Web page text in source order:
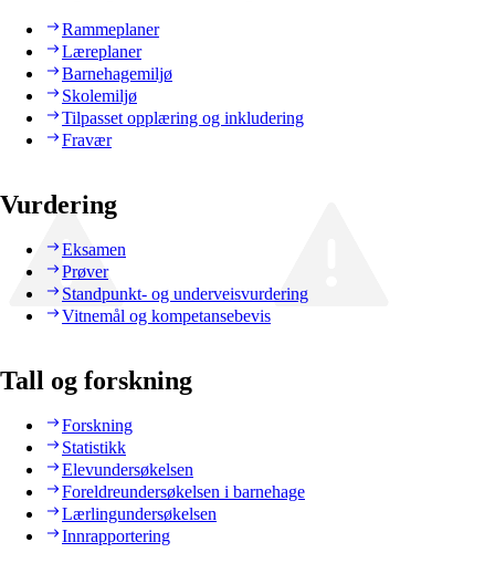
Rammeplaner
Læreplaner
Barnehagemiljø
Skolemiljø
Tilpasset opplæring og inkludering
Fravær
Vurdering
Eksamen
Prøver
Standpunkt- og underveisvurdering
Vitnemål og kompetansebevis
Tall og forskning
Forskning
Statistikk
Elevundersøkelsen
Foreldreundersøkelsen i barnehage
Lærlingundersøkelsen
Innrapportering